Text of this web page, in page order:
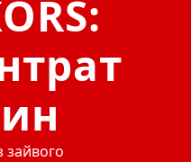
зайвого